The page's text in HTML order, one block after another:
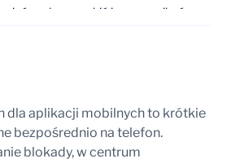
push – co robić i czego unikać
– KPI, które musisz mierzyć
rate
dla aplikacji mobilnych to krótkie
bezpośrednio na telefon.
blokady, w centrum